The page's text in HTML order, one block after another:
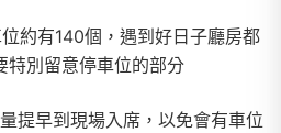
約有140個，遇到好日子廳房都
特別留意停車位的部分
提早到現場入席，以免會有車位